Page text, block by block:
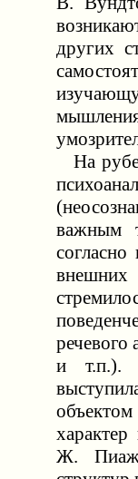
других
На
важным
внешних
речевого
и т.п.).
Ж.